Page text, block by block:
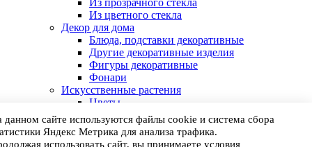
Из прозрачного стекла
Из цветного стекла
Декор для дома
Блюда, подставки декоративные
Другие декоративные изделия
Фигуры декоративные
Фонари
Искусственные растения
Цветы
Цветы в горшках
Ветки
Деревья
данном сайте используются файлы cookie и система сбора
Яндекс Метрика для анализа трафика.
использовать сайт, вы принимаете условия